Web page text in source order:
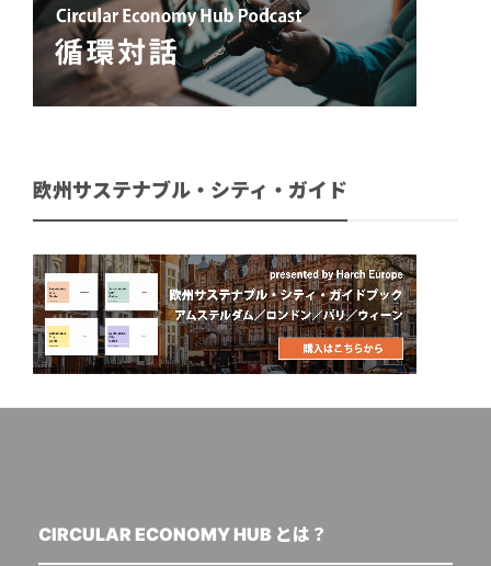
欧州サステナブル・シティ・ガイド
CIRCULAR ECONOMY HUB とは？